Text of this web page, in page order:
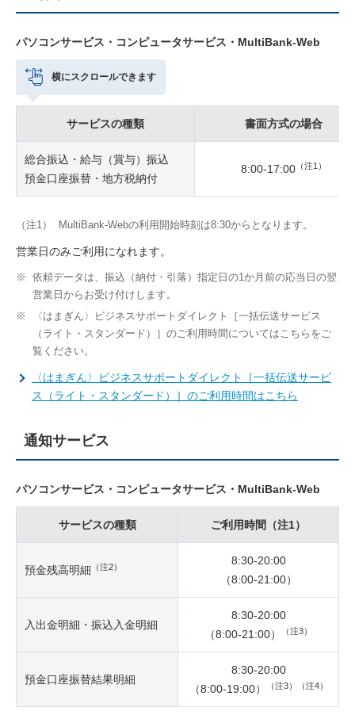
パソコンサービス・コンピュータサービス・MultiBank-Web
横にスクロールできます
サービスの種類 書面方式の場合
総合振込・給与（賞与）振込
預金口座振替・地方税納付
8:00-17:00 （注1）
（注1） MultiBank-Webの利用開始時刻は8:30からとなります。
営業日のみご利用になれます。
※
依頼データは、振込（納付・引落）指定日の1か月前の応当日の翌
営業日からお受け付けします。
※
〈はまぎん〉ビジネスサポートダイレクト［一括伝送サービス
（ライト・スタンダード）］のご利用時間についてはこちらをご
覧ください。
〈はまぎん〉ビジネスサポートダイレクト［一括伝送サービ
ス（ライト・スタンダード）］のご利用時間はこちら
通知サービス
パソコンサービス・コンピュータサービス・MultiBank-Web
サービスの種類 ご利用時間（注1）
預金残高明細 （注2）
8:30-20:00
（8:00-21:00）
入出金明細・振込入金明細
8:30-20:00
（8:00-21:00）
（注3）
預金口座振替結果明細
8:30-20:00
（8:00-19:00）
（注3）（注4）